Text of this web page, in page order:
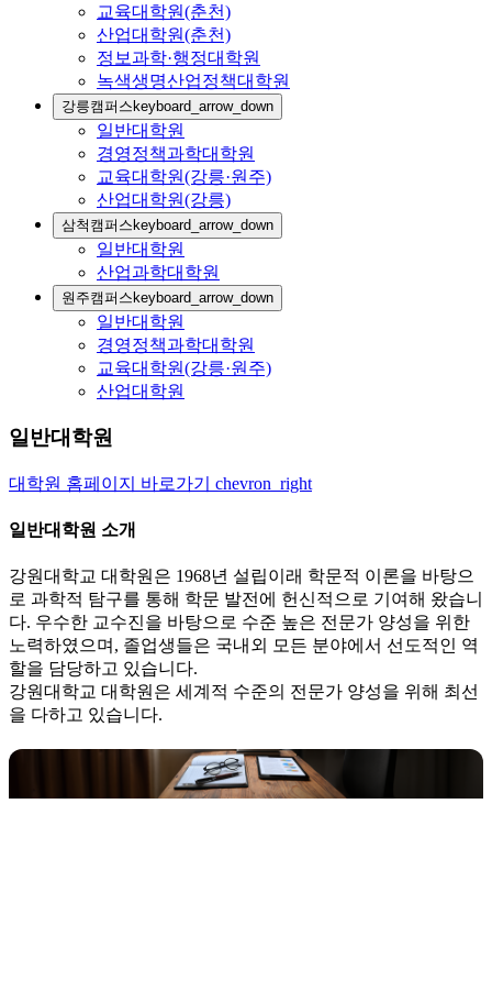
교육대학원(춘천)
산업대학원(춘천)
정보과학·행정대학원
녹색생명산업정책대학원
강릉캠퍼스keyboard_arrow_down
일반대학원
경영정책과학대학원
교육대학원(강릉·원주)
산업대학원(강릉)
삼척캠퍼스keyboard_arrow_down
일반대학원
산업과학대학원
원주캠퍼스keyboard_arrow_down
일반대학원
경영정책과학대학원
교육대학원(강릉·원주)
산업대학원
일반대학원
대학원 홈페이지 바로가기 chevron_right
일반대학원 소개
강원대학교 대학원은 1968년 설립이래 학문적 이론을 바탕으
로 과학적 탐구를 통해 학문 발전에 헌신적으로 기여해 왔습니
다. 우수한 교수진을 바탕으로 수준 높은 전문가 양성을 위한
노력하였으며, 졸업생들은 국내외 모든 분야에서 선도적인 역
할을 담당하고 있습니다.
강원대학교 대학원은 세계적 수준의 전문가 양성을 위해 최선
을 다하고 있습니다.